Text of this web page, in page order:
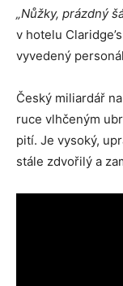
„Nůžky, prázdný
v hotelu
vyvedený
Český miliardář
ruce vlhčeným
pití. Je vysoký,
stále zdvořilý a